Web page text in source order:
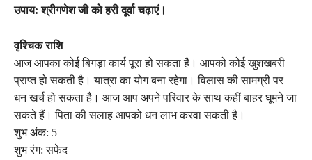
उपाय: श्रीगणेश जी को हरी दूर्वा चढ़ाएं।
वृश्चिक राशि
आज आपका कोई बिगड़ा कार्य पूरा हो सकता है। आपको कोई खुशखबरी
प्राप्त हो सकती है। यात्रा का योग बना रहेगा। विलास की सामग्री पर
धन खर्च हो सकता है। आज आप अपने परिवार के साथ कहीं बाहर घूमने जा
सकते हैं। पिता की सलाह आपको धन लाभ करवा सकती है।
शुभ अंक: 5
शुभ रंग: सफेद